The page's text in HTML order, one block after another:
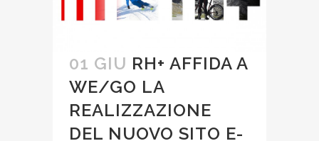
01 GIU RH+ AFFIDA A
WE/GO LA
REALIZZAZIONE
DEL NUOVO SITO E-